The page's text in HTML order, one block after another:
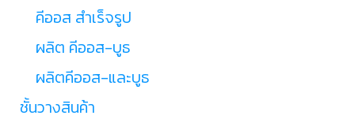
คีออส สำเร็จรูป
ผลิต คีออส-บูธ
ผลิตคีออส-และบูธ
ชั้นวางสินค้า